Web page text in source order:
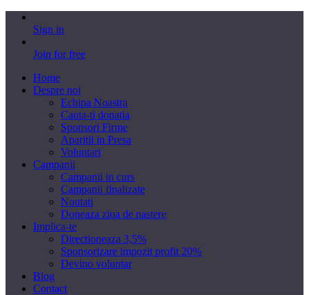
Sign in
Join for free
Home
Despre noi
Echipa Noastra
Cauta-ti donatia
Sponsori Firme
Aparitii in Presa
Voluntari
Campanii
Campanii in curs
Campanii finalizate
Noutati
Doneaza ziua de nastere
Implica-te
Directioneaza 3,5%
Sponsorizare impozit profit 20%
Devino voluntar
Blog
Contact